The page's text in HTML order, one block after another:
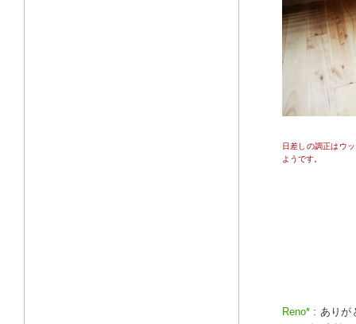
日差しの調正はウ
ようです。
Reno* : ありが